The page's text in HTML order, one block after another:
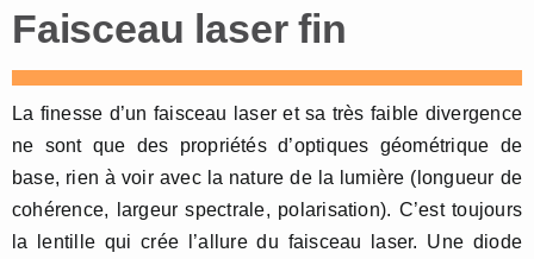
Faisceau laser fin
La finesse d’un faisceau laser et sa très faible divergence
ne sont que des propriétés d’optiques géométrique de
base, rien à voir avec la nature de la lumière (longueur de
cohérence, largeur spectrale, polarisation). C’est toujours
la lentille qui crée l’allure du faisceau laser. Une diode